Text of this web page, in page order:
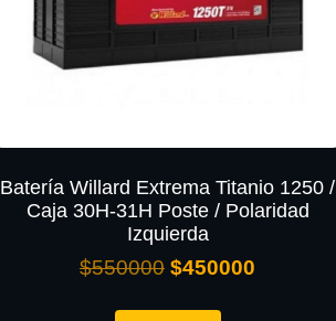
Batería Willard Extrema Titanio 1250 /
Caja 30H-31H Poste / Polaridad
Izquierda
$550000 $450000